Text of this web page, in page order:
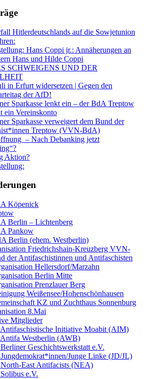
Hitlerdeutschlands auf die Sowjetunion
Hans Coppi jr.: Annäherungen an
Hans und Hilde Coppi
SCHWEIGENS UND DER
in Erfurt widersetzen | Gegen den
der AfD!
Sparkasse lenkt ein – der BdA Treptow
ein Vereinskonto
Sparkasse verweigert dem Bund der
Treptow (VVN-BdA)
– Nach Debanking jetzt
Aktion?
Köpenick
Berlin – Lichtenberg
Pankow
Berlin (ehem. Westberlin)
Friedrichshain-Kreuzberg VVN-
der Antifaschistinnen und Antifaschisten
Hellersdorf/Marzahn
Berlin Mitte
Prenzlauer Berg
Weißensee/Hohenschönhausen
KZ und Zuchthaus Sonnenburg
8.Mai
Mitglieder
Initiative Moabit (AIM)
Westberlin (AWB)
Geschichtswerkstatt e.V.
Junge Linke (JD/JL)
East Antifacists (NEA)
e.V.